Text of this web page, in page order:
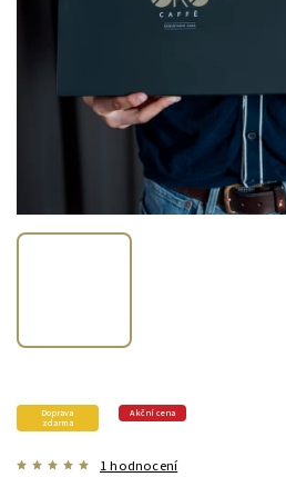
Doprava
zdarma
Akční cena
1 hodnocení